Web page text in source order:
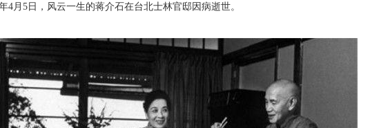
4月5日，风云一生的蒋介石在台北士林官邸因病逝世。